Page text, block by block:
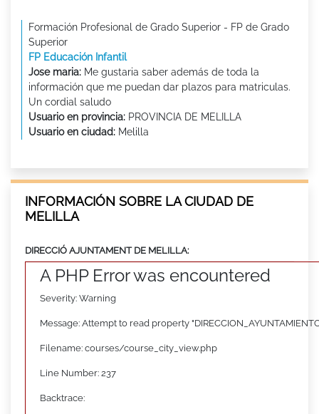
Formación Profesional de Grado Superior - FP de Grado
Superior
FP Educación Infantil
Jose maria: Me gustaria saber además de toda la
información que me puedan dar plazos para matriculas.
Un cordial saludo
Usuario en provincia: PROVINCIA DE MELILLA
Usuario en ciudad: Melilla
INFORMACIÓN SOBRE LA CIUDAD DE
MELILLA
DIRECCIÓ AJUNTAMENT DE MELILLA:
A PHP Error was encountered
Severity: Warning
Message: Attempt to read property
Filename: courses/course_city_view.php
Line Number: 237
Backtrace: